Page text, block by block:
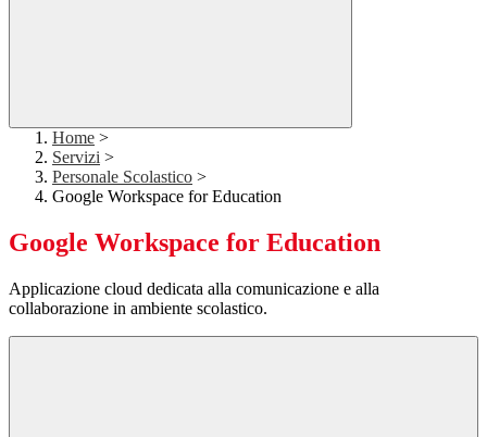
Home >
Servizi >
Personale Scolastico >
Google Workspace for Education
Google Workspace for Education
Applicazione cloud dedicata alla comunicazione e alla
collaborazione in ambiente scolastico.